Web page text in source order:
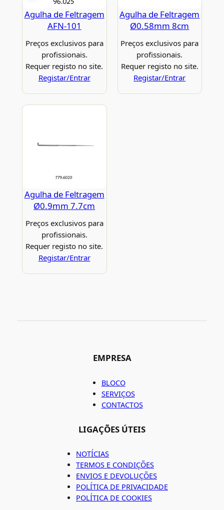
Agulha de Feltragem
AFN-101
Preços exclusivos para
profissionais.
Requer registo no site.
Registar/Entrar
Agulha de Feltragem
Ø0.58mm 8cm
Preços exclusivos para
profissionais.
Requer registo no site.
Registar/Entrar
Agulha de Feltragem
Ø0.9mm 7.7cm
Preços exclusivos para
profissionais.
Requer registo no site.
Registar/Entrar
EMPRESA
BLOCO
SERVIÇOS
CONTACTOS
LIGAÇÕES ÚTEIS
NOTÍCIAS
TERMOS E CONDIÇÕES
ENVIOS E DEVOLUÇÕES
POLÍTICA DE PRIVACIDADE
POLÍTICA DE COOKIES